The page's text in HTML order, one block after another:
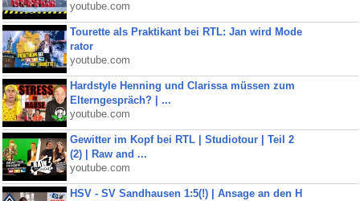
youtube.com
Tourette als Praktikant bei RTL: Jan wird Mode
rator
youtube.com
Hardstyle Henning und Clarissa müssen zum
Elterngespräch? | ...
youtube.com
Gewitter im Kopf bei RTL | Studiotour | Teil 2
(2) | Raw and ...
youtube.com
HSV - SV Sandhausen 1:5(!) | Ansage an den H